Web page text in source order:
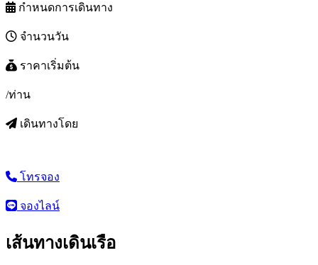
กำหนดการเดินทาง
จำนวนวัน
ราคาเริ่มต้น
/ท่าน
เดินทางโดย
โทรจอง
จองไลน์
เส้นทางเดินเรือ